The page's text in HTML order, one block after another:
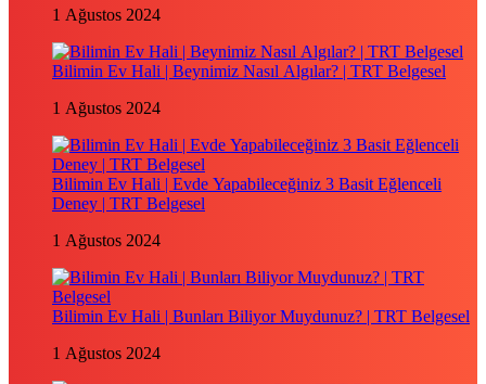
1 Ağustos 2024
Bilimin Ev Hali | Beynimiz Nasıl Algılar? | TRT Belgesel
1 Ağustos 2024
Bilimin Ev Hali | Evde Yapabileceğiniz 3 Basit Eğlenceli
Deney | TRT Belgesel
1 Ağustos 2024
Bilimin Ev Hali | Bunları Biliyor Muydunuz? | TRT Belgesel
1 Ağustos 2024